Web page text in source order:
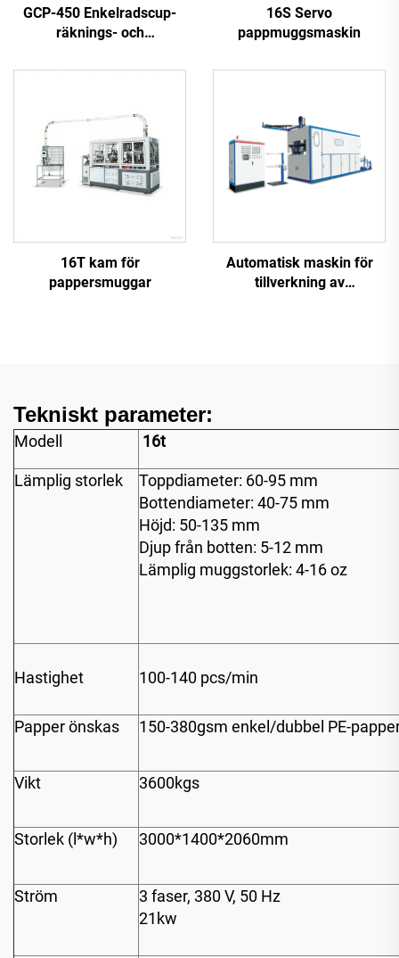
GCP-450 Enkelradscup-
räknings- och
16S Servo
pappmuggsmaskin
16T kam för
pappersmuggar
Automatisk maskin för
tillverkning av
Tekniskt parameter:
Modell 16t
Lämplig storlek
Toppdiameter: 60-95 mm
Bottendiameter: 40-75 mm
Höjd: 50-135 mm
Djup från botten: 5-12 mm
Lämplig muggstorlek: 4-16 oz
Hastighet 100-140 pcs/min
Papper önskas 150-380gsm enkel/dubbel PE-
Vikt 3600kgs
Storlek (l*w*h) 3000*1400*2060mm
Ström
3 faser, 380 V, 50 Hz
21kw